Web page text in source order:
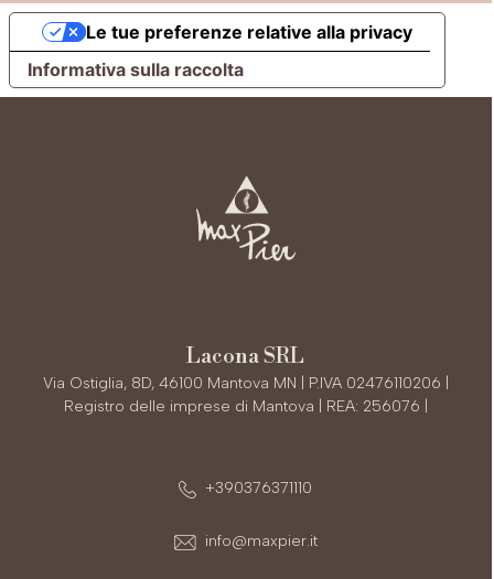
Informativa sulla raccolta
Le tue preferenze relative alla privacy
Lacona SRL
Via Ostiglia, 8D, 46100 Mantova MN | P.IVA 02476110206 |
Registro delle imprese di Mantova | REA: 256076 |
+390376371110
info@maxpier.it